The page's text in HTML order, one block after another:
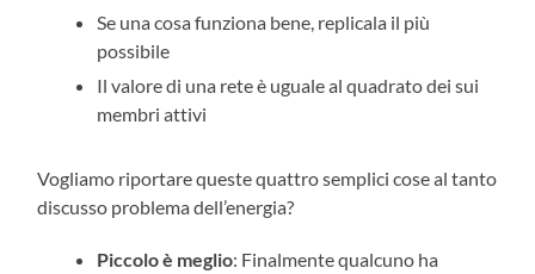
Se una cosa funziona bene, replicala il più
possibile
Il valore di una rete è uguale al quadrato dei sui
membri attivi
Vogliamo riportare queste quattro semplici cose al tanto
discusso problema dell’energia?
Piccolo è meglio: Finalmente qualcuno ha